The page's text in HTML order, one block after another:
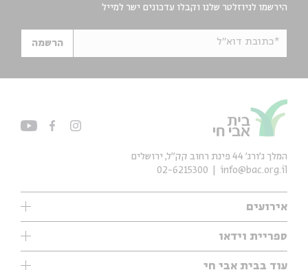
הירשמו לניוזלטר שלנו וקבלו עדכונים ישר למייל
*כתובת דוא"ל הרשמה
אירועים
עיון
אנגלית
ספריית וידאו
ילדים
עוד בבית אבי חי
המלך ג'ורג' 44 פינת רחוב קק״ל, ירושלים
info@bac.org.il
02-6215300